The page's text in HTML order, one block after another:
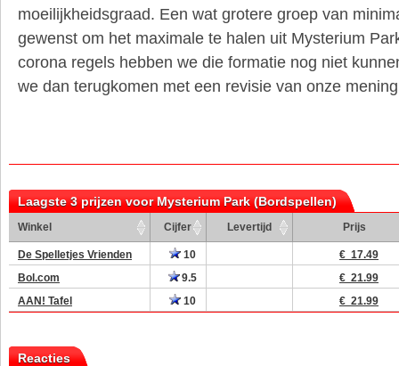
moeilijkheidsgraad. Een wat grotere groep van
gewenst om het maximale te halen uit Mysterium
corona regels hebben we die formatie nog niet
we dan terugkomen met een revisie van onze
Laagste 3 prijzen voor Mysterium Park (Bordspellen)
Winkel Cijfer Levertijd Prijs
De Spelletjes Vrienden 10
€ 17.49
Bol.com
9.5
€ 21.99
AAN! Tafel
10 € 21.99
Reacties